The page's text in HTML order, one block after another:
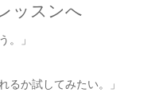
ッスンへ
。」
るか試してみたい。」